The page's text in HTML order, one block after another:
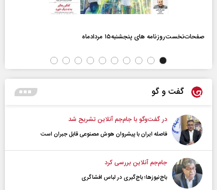
صفحات‌نخست‌روزنامه ها‌ی پنجشنبه‌۱۵ مردادماه
گفت و گو
در گفت‌و‌گو با جام‌جم آنلاین تشریح شد
فاصله ایران با پیشرو‌ان هوش مصنوعی قابل جبران است
جام‌جم آنلاین بررسی کرد
باج‌نیوزها؛ باج‌گیری در لباس افشاگری